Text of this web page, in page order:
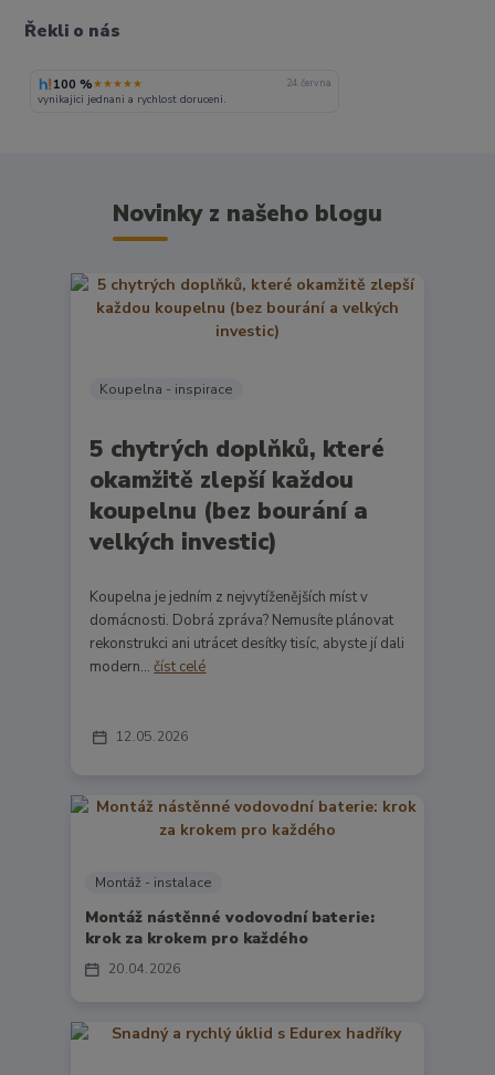
Řekli o nás
100 %★★★★★ 24. června
vynikajici jednani a rychlost doruceni.
Novinky z našeho blogu
12 05 2026
Koupelna - inspirace
5 chytrých doplňků, které
okamžitě zlepší každou
koupelnu (bez bourání a
velkých investic)
Koupelna je jedním z nejvytíženějších míst v
domácnosti. Dobrá zpráva? Nemusíte plánovat
rekonstrukci ani utrácet desítky tisíc, abyste jí dali
modern...číst celé
20 04 2026
Montáž - instalace
Montáž nástěnné vodovodní baterie:
krok za krokem pro každého